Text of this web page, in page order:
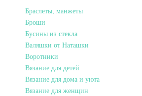
Браслеты, манжеты
Броши
Бусины из стекла
Валяшки от Наташки
Воротники
Вязание для детей
Вязание для дома и уюта
Вязание для женщин